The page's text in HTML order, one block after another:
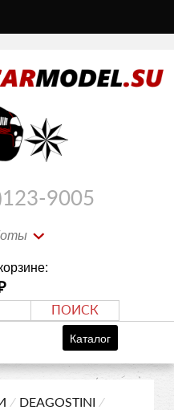
9005
ПОИСК
Каталог
⁄ DEAGOSTINI
⁄